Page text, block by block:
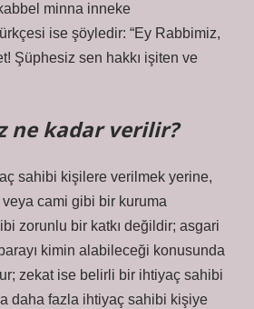
minna inneke
ise şöyledir: “Ey Rabbimiz,
Şüphesiz sen hakkı işiten ve
ne kadar verilir?
sahibi kişilere verilmek yerine,
cami gibi bir kuruma
zorunlu bir katkı değildir; asgari
kimin alabileceği konusunda
zekat ise belirli bir ihtiyaç sahibi
daha fazla ihtiyaç sahibi kişiye